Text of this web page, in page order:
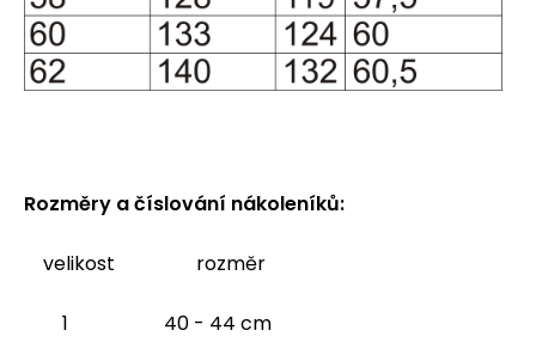
Rozměry a číslování nákoleníků:
velikost rozměr
1 40 - 44 cm